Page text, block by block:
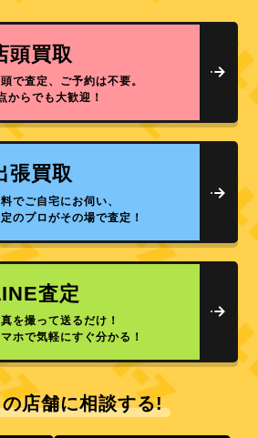
頭買取
で査定、ご予約は不要。
からでも大歓迎！
張買取
でご自宅にお伺い、
のプロがその場で査定！
査定
を撮って送るだけ！
ホで気軽にすぐ分かる！
店舗に相談する!